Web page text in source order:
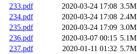
233.pdf
2020-03-24 17:08 3.5M
234.pdf
2020-03-24 17:08 2.4M
235.pdf
2020-03-24 17:09 3.0M
236.pdf
2020-03-07 00:15 5.1M
237.pdf
2020-01-11 01:32 5.7M